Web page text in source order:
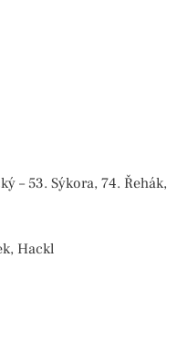
– 53. Sýkora, 74. Řehák,
Hackl